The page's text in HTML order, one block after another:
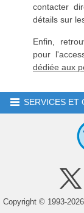
contacter
détails sur
Enfin,
pour
dédiée aux
SERVICES ET
Copyright © 1993-